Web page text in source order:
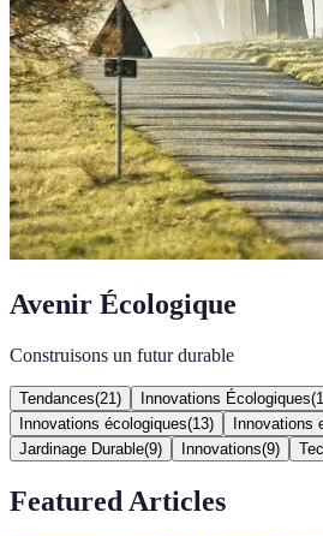
Avenir Écologique
Construisons un futur durable
Tendances(21 ) Innovations Écologiques(
Innovations écologiques(13) Innovations
Jardinage Durable(9) Innovations(9)
Featured Articles